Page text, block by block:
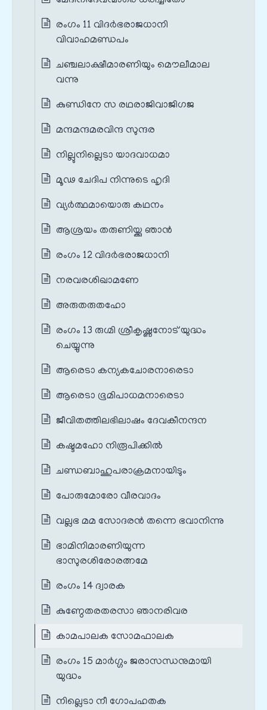
രംഗം 11 വിദർഭരാജധാനി
വിവാഹമണ്ഡപം
ചഞ്ചലാക്ഷീമാരണിയും മൌലീമാല
വന്നു
കുണ്ഡിനേ സ രഥരാജിവാജിഗജ
മന്ദമന്ദമരവിന്ദ സുന്ദര
നില്ലുനില്ലെടാ യാദവാധമാ
മൂഢ ചേദിപ നിന്നുടെ ഹൃദി
വ്യർത്ഥമായൊരു കഥനം
ആശ്രയം തരുണിയ്ക്കു ഞാൻ
രംഗം 12 വിദർഭരാജധാനി
നരവരശിഖാമണേ
അരുതരുതഹോ
രംഗം 13 രുഗ്മി ശ്രീകൃഷ്ണനോട് യുദ്ധം
ചെയ്യുന്നു
ആരെടാ കന്യകചോരനാരെടാ
ആരെടാ ഭൂമിപാധമനാരെടാ
ജീവിതത്തിലഭിലാഷം ദേവകീനന്ദന
കഷ്ടമഹോ നിരൂപിക്കിൽ
ചണ്ഡബാഹുപരാക്രമനായിടും
പോരുമോരോ വീരവാദം
വല്ലഭ മമ സോദരൻ തന്നെ ഭവാനിന്നു
ഭാമിനിമാരണിയുന്ന
ഭാസുരശിരോരത്നമേ
രംഗം 14 ദ്വാരക
കുണ്ഠേതരതരസാ ഞാനരിവര
കാമപാലക സോമഫാലക
രംഗം 15 മാർഗ്ഗം ജരാസന്ധനുമായി
യുദ്ധം
നില്ലെടാ നീ ഗോപഹതക